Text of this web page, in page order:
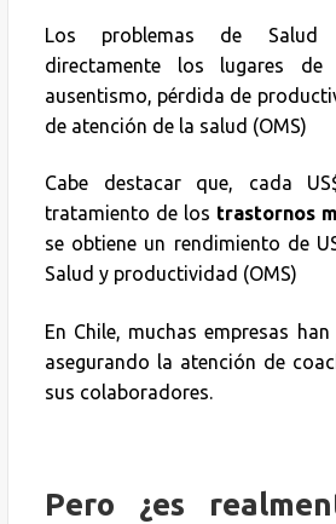
Los problemas de Salud
directamente los lugares de
ausentismo, pérdida de
de atención de la salud (OMS)
Cabe destacar que, cada
tratamiento de los trastornos
se obtiene un rendimiento de
Salud y productividad (OMS)
En Chile, muchas empresas
asegurando la atención de
sus colaboradores.
Pero ¿es